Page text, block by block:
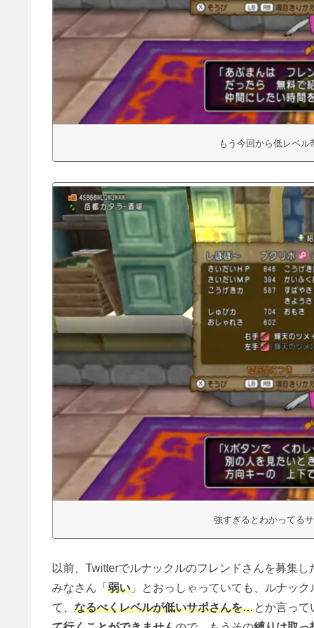
もう今回から低レベ
強すぎるとわかってる
以前、Twitterでルナックルのフレンドさんを募集
みなさん「 弱い 」とおっしゃっていても、ルナッ
て、 なるべくレベルが低いサポさんを…とか言っ